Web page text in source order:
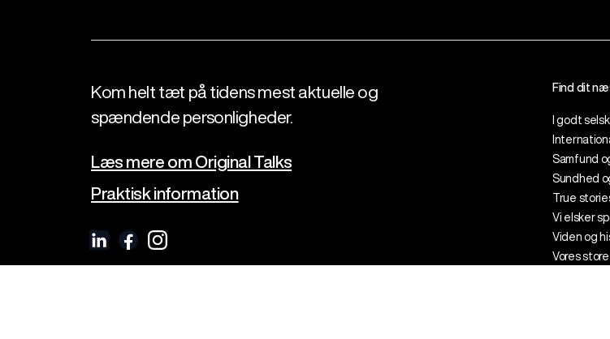
Kom helt tæt på tidens mest aktuelle og
spændende personligheder.
Læs mere om Original Talks
Praktisk information
Find dit
I godt
Samfund
Sundhed
True
Vi elsker
Viden og
Vores